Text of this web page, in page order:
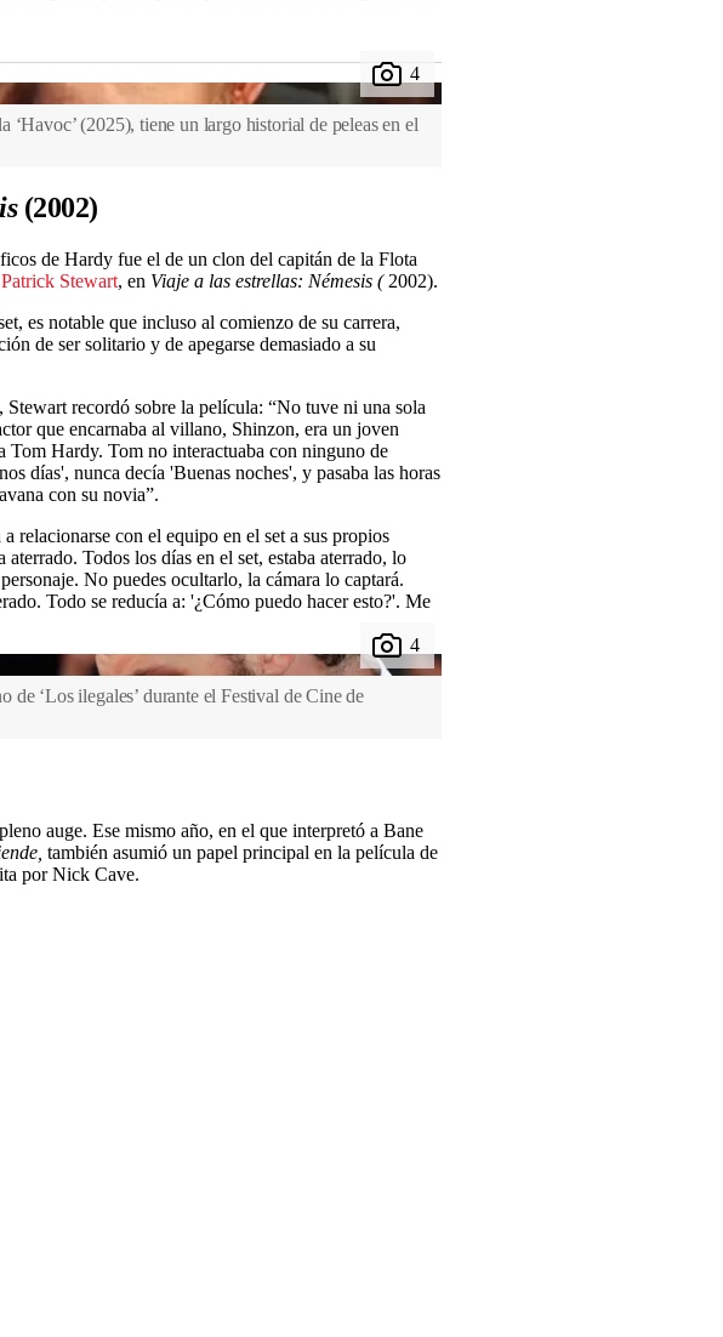
‘Havoc’ (2025), tiene un largo historial de peleas en el
(2002)
de Hardy fue el de un clon del capitán de la Flota
Patrick Stewart, en Viaje a las estrellas: Némesis (2002).
es notable que incluso al comienzo de su carrera,
de ser solitario y de apegarse demasiado a su
, Stewart recordó sobre la película: “No tuve ni una sola
que encarnaba al villano, Shinzon, era un joven
Tom Hardy. Tom no interactuaba con ninguno de
días', nunca decía 'Buenas noches', y pasaba las horas
con su novia”.
relacionarse con el equipo en el set a sus propios
aterrado. Todos los días en el set, estaba aterrado, lo
No puedes ocultarlo, la cámara lo captará.
Todo se reducía a: '¿Cómo puedo hacer esto?'. Me
‘Los ilegales’ durante el Festival de Cine de
auge. Ese mismo año, en el que interpretó a Bane
también asumió un papel principal en la película de
por Nick Cave.